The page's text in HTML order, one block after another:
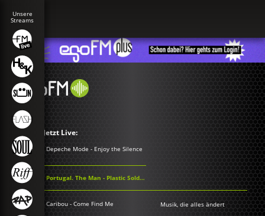
Jetzt Live:
Depeche Mode - Enjoy the Silence
Portugal. The Man - Plastic Soldiers
Caribou - Come Find Me Musik, die alles ändert